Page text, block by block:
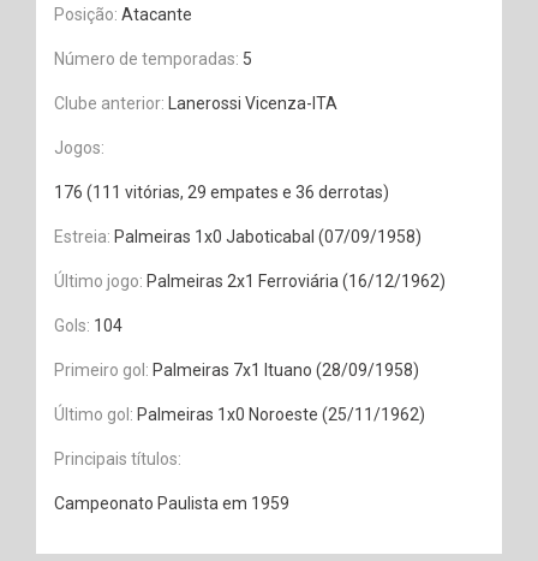
Posição: Atacante
Número de temporadas: 5
Clube anterior: Lanerossi Vicenza-ITA
Jogos:
176 (111 vitórias, 29 empates e 36 derrotas)
Estreia: Palmeiras 1x0 Jaboticabal (07/09/1958)
Último jogo: Palmeiras 2x1 Ferroviária (16/12/1962)
Gols: 104
Primeiro gol: Palmeiras 7x1 Ituano (28/09/1958)
Último gol: Palmeiras 1x0 Noroeste (25/11/1962)
Principais títulos:
Campeonato Paulista em 1959